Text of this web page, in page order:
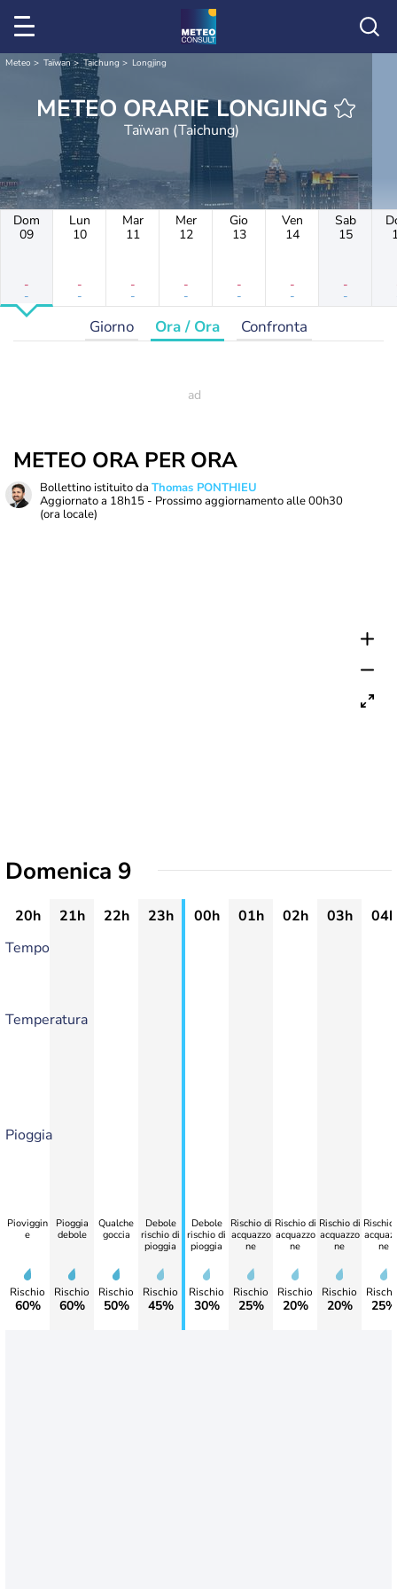
Meteo Taïwan Taichung Longjing
METEO ORARIE LONGJING
Taïwan (Taichung)
Dom
09
-
-
Lun
10
-
-
Mar
11
-
-
Mer
12
-
-
Gio
13
-
-
Ven
14
-
-
Sab
15
-
-
Giorno Ora / Ora Confronta
METEO ORA PER ORA
Bollettino istituito da Thomas PONTHIEU
Aggiornato a 18h15 - Prossimo aggiornamento alle00h30
(ora locale)
Domenica 9
20h 21h 22h 23h 00h 01h 02h 03h
04h
Tempo
Temperatura
Pioggia
Pioviggin
e
Rischio
60%
Pioggia
debole
Rischio
60%
Qualche
goccia
Rischio
50%
Debole
rischio di
pioggia
Rischio
45%
Debole
rischio di
pioggia
Rischio
30%
Rischio di
acquazzo
ne
Rischio
25%
Rischio di
acquazzo
ne
Rischio
20%
Rischio di
acquazzo
ne
Rischio
20%
Rischio
ne
25%